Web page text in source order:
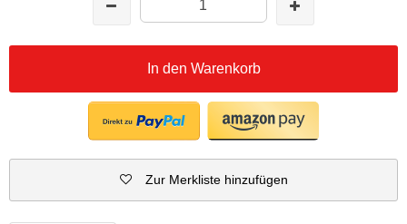
In den Warenkorb
Zur Merkliste hinzufügen